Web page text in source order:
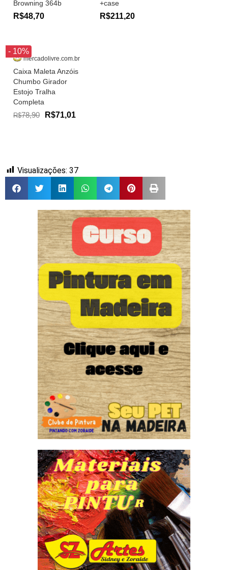
Browning 364b
R$48,70
+case
R$211,20
- 10%
mercadolivre.com.br
Caixa Maleta Anzóis
Chumbo Girador
Estojo Tralha
Completa
R$78,90 R$71,01
Visualizações: 37